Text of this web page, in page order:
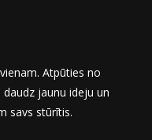
Atpūties no
jaunu ideju un
savs stūrītis.